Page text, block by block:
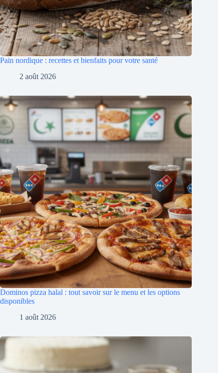
Pain nordique : recettes et bienfaits pour votre santé
2 août 2026
Dominos pizza halal : tout savoir sur le menu et les options
disponibles
1 août 2026